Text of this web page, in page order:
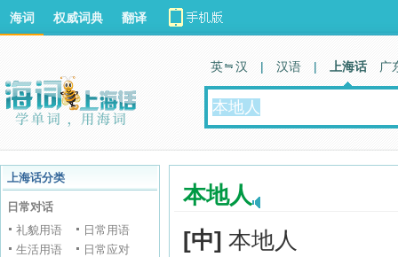
海词 权威词典 翻译
英 汉 | 汉语 | 上海话 广
上海话分类
日常对话
礼貌用语
日常用语
生活用语
日常应对
本地人
[中] 本地人